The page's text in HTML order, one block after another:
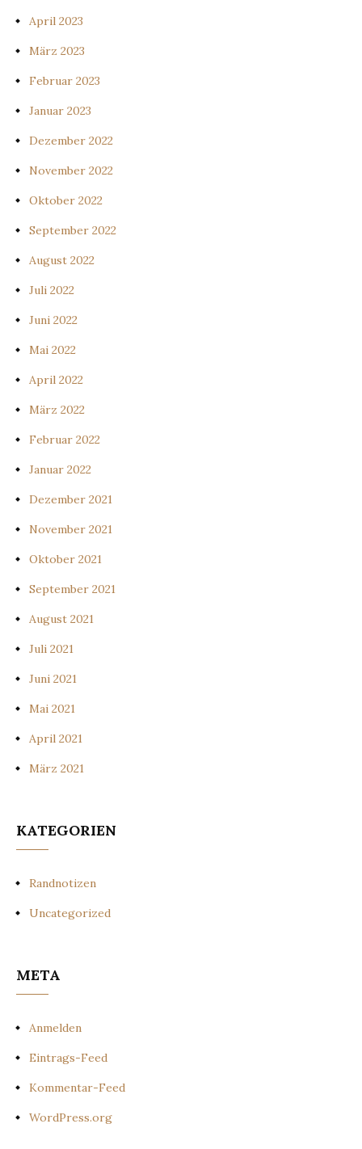
April 2023
März 2023
Februar 2023
Januar 2023
Dezember 2022
November 2022
Oktober 2022
September 2022
August 2022
Juli 2022
Juni 2022
Mai 2022
April 2022
März 2022
Februar 2022
Januar 2022
Dezember 2021
November 2021
Oktober 2021
September 2021
August 2021
Juli 2021
Juni 2021
Mai 2021
April 2021
März 2021
KATEGORIEN
Randnotizen
Uncategorized
META
Anmelden
Eintrags-Feed
Kommentar-Feed
WordPress.org